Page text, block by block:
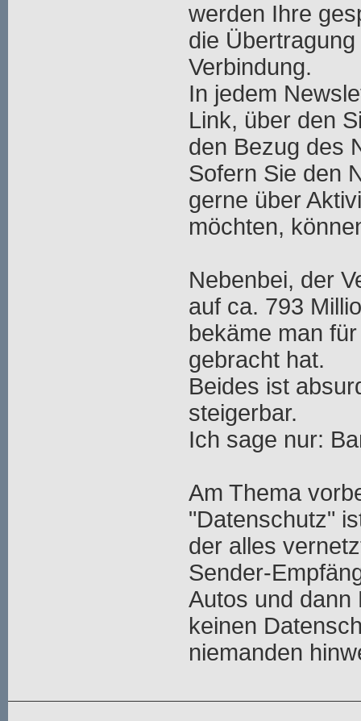
werden Ihre
die
Verbindung.
In jedem
Link, über den
den Bezug des
Sofern Sie den
gerne über
möchten,
Nebenbei, der
auf ca. 793
bekäme man
gebracht hat.
Beides ist
steigerbar.
Ich sage nur:
Am Thema
"Datenschutz"
der alles
Sender-
Autos und dann
keinen
niemanden